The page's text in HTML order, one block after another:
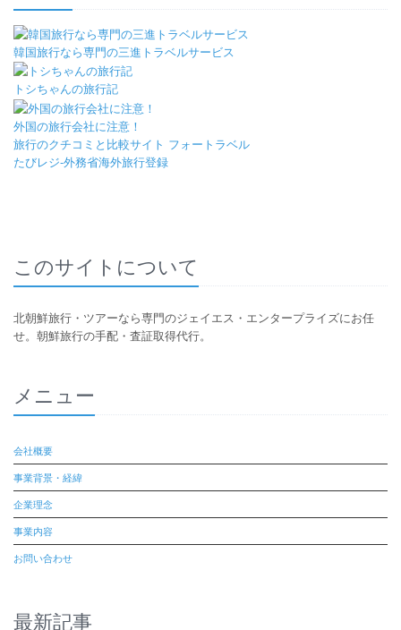
韓国旅行なら専門の三進トラベルサービス
トシちゃんの旅行記
外国の旅行会社に注意！
旅行のクチコミと比較サイト フォートラベル
たびレジ-外務省海外旅行登録
このサイトについて
北朝鮮旅行・ツアーなら専門のジェイエス・エンタープライズにお任
せ。朝鮮旅行の手配・査証取得代行。
メニュー
会社概要
事業背景・経緯
企業理念
事業内容
お問い合わせ
最新記事